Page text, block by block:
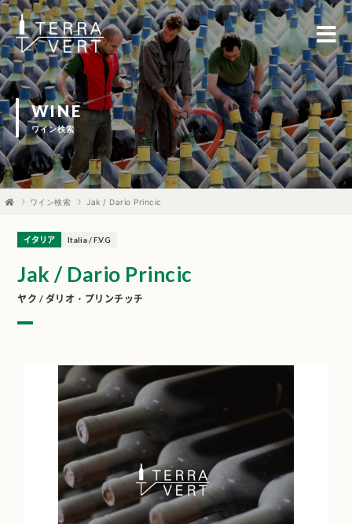
WINE
ワイン検索
ワイン検索 Jak / Dario Princic
Jak / Dario Princic
ヤク / ダリオ・プリンチッチ
イタリア Italia / F.V.G